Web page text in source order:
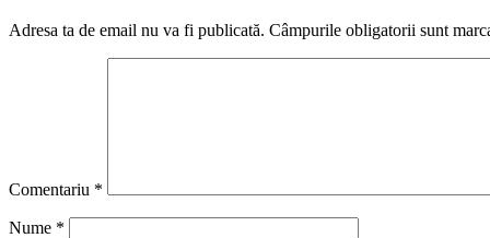
Adresa ta de email nu va fi publicată. Câmpurile obligatorii sunt
Comentariu *
Nume *